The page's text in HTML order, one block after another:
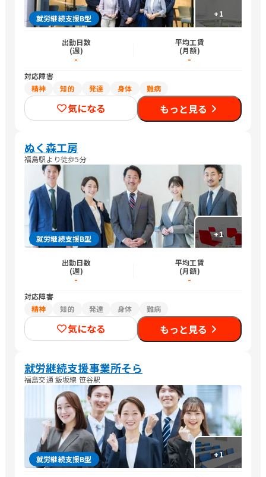
+1
就労継続支援B型
出勤日数
(週)
-
平均工賃
(月額)
-
対応障害
精神
知的 発達 身体 難病
気になる もっと見る
ぬく森工房
福島駅より徒歩5分
+1
就労継続支援B型
出勤日数
(週)
-
平均工賃
(月額)
-
対応障害
精神
知的 発達 身体 難病
気になる もっと見る
就労継続支援事業所そら
福島交通 飯坂線 笹谷駅
+1
就労継続支援B型